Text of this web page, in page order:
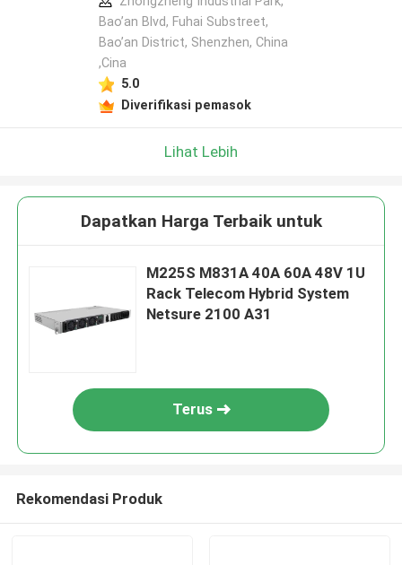
Bao’an Blvd, Fuhai Substreet,
Bao’an District, Shenzhen, China
,Cina
5.0
Diverifikasi pemasok
Lihat Lebih
Dapatkan Harga Terbaik untuk
M225S M831A 40A 60A 48V 1U
Rack Telecom Hybrid System
Netsure 2100 A31
Terus
Rekomendasi Produk